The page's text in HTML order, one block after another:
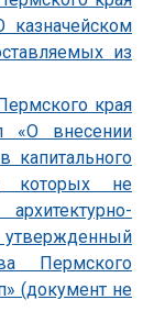
из
края
внесении
капитального
которых не
Пермского
(документ не